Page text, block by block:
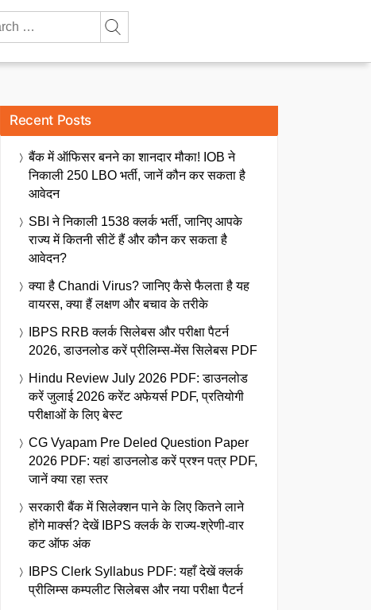
Recent Posts
बैंक में ऑफिसर बनने का शानदार मौका! IOB ने
निकाली 250 LBO भर्ती, जानें कौन कर सकता है
आवेदन
SBI ने निकाली 1538 क्लर्क भर्ती, जानिए आपके
राज्य में कितनी सीटें हैं और कौन कर सकता है
आवेदन?
क्या है Chandi Virus? जानिए कैसे फैलता है यह
वायरस, क्या हैं लक्षण और बचाव के तरीके
IBPS RRB क्लर्क सिलेबस और परीक्षा पैटर्न
2026, डाउनलोड करें प्रीलिम्स-मेंस सिलेबस PDF
Hindu Review July 2026 PDF: डाउनलोड
करें जुलाई 2026 करेंट अफेयर्स PDF, प्रतियोगी
परीक्षाओं के लिए बेस्ट
CG Vyapam Pre Deled Question Paper
2026 PDF: यहां डाउनलोड करें प्रश्न पत्र PDF,
जानें क्या रहा स्तर
सरकारी बैंक में सिलेक्शन पाने के लिए कितने लाने
होंगे मार्क्स? देखें IBPS क्लर्क के राज्य-श्रेणी-वार
कट ऑफ अंक
IBPS Clerk Syllabus PDF: यहाँ देखें क्लर्क
प्रीलिम्स कम्पलीट सिलेबस और नया परीक्षा पैटर्न